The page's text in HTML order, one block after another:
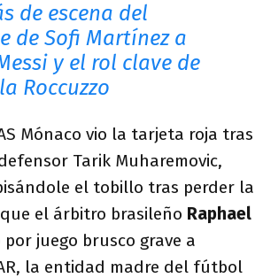
de escena del
de Sofi Martínez a
y el rol clave de
Roccuzzo
Mónaco vio la tarjeta roja tras
Tarik Muharemovic,
el tobillo tras perder la
el árbitro brasileño Raphael
juego brusco grave a
la entidad madre del fútbol